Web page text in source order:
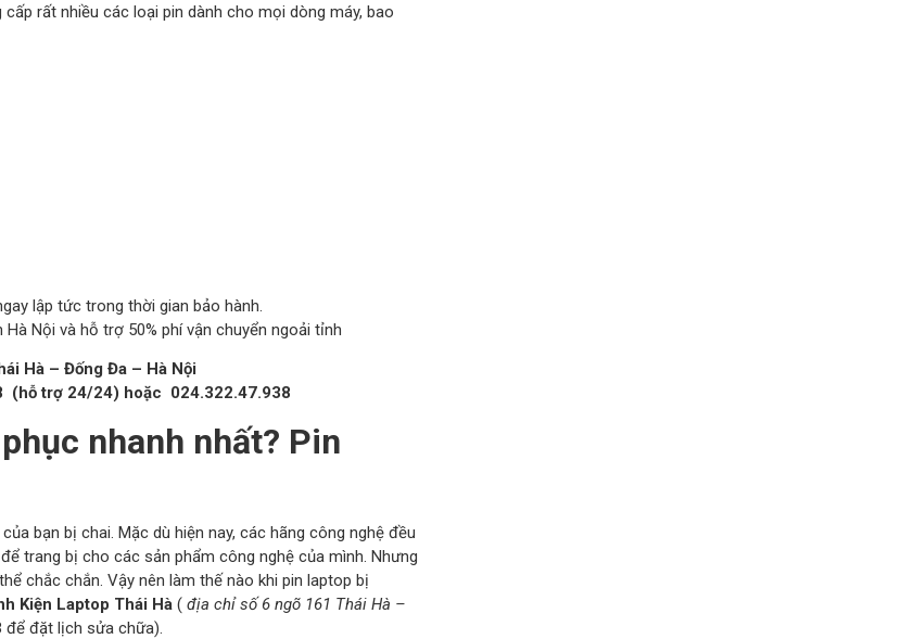
rất nhiều các loại pin dành cho mọi dòng máy, bao
lập tức trong thời gian bảo hành.
Nội và hỗ trợ 50% phí vận chuyển ngoải tỉnh
Hà – Đống Đa – Hà Nội
(hỗ trợ 24/24) hoặc 024.322.47.938
nhanh nhất? Pin
bạn bị chai. Mặc dù hiện nay, các hãng công nghệ đều
trang bị cho các sản phẩm công nghệ của mình. Nhưng
chắc chắn. Vậy nên làm thế nào khi pin laptop bị
Kiện Laptop Thái Hà ( địa chỉ số 6 ngõ 161 Thái Hà –
để đặt lịch sửa chữa).